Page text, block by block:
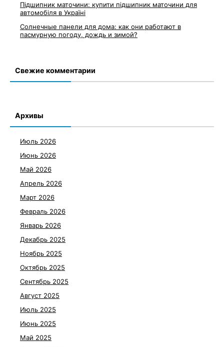
Підшипник маточини: купити підшипник маточини для
автомобіля в Україні
Солнечные панели для дома: как они работают в
пасмурную погоду, дождь и зимой?
Свежие комментарии
Архивы
Июль 2026
Июнь 2026
Май 2026
Апрель 2026
Март 2026
Февраль 2026
Январь 2026
Декабрь 2025
Ноябрь 2025
Октябрь 2025
Сентябрь 2025
Август 2025
Июль 2025
Июнь 2025
Май 2025